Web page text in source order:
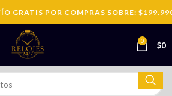
GRATIS POR COMPRAS SOBRE: $199.990
0 $0